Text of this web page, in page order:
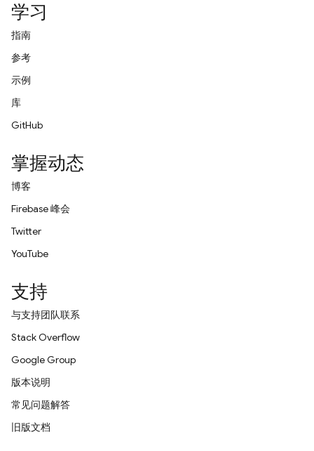
学习
指南
参考
示例
库
GitHub
掌握动态
博客
Firebase 峰会
Twitter
YouTube
支持
与支持团队联系
Stack Overflow
Google Group
版本说明
常见问题解答
旧版文档